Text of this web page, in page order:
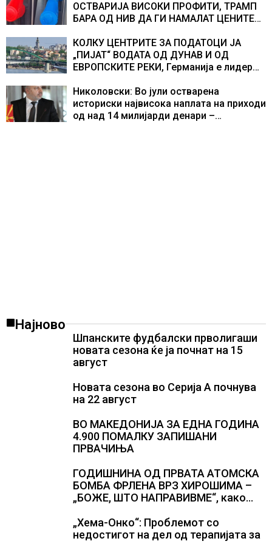
доживуваа овој настан што го промени
текот на историјата
ОСТВАРИЈА ВИСОКИ ПРОФИТИ, ТРАМП
БАРА ОД НИВ ДА ГИ НАМАЛАТ ЦЕНИТЕ
КОЛКУ ЦЕНТРИТЕ ЗА ПОДАТОЦИ ЈА
„ПИЈАТ“ ВОДАТА ОД ДУНАВ И ОД
ЕВРОПСКИТЕ РЕКИ, Германија е лидер
центри за податоци
Николовски: Во јули остварена
историски највисока наплата на приходи
од над 14 милијарди денари –
Најново
Шпанските фудбалски прволигаши
новата сезона ќе ја почнат на 15
август
Новата сезона во Серија А почнува
на 22 август
ВО МАКЕДОНИЈА ЗА ЕДНА ГОДИНА
4.900 ПОМАЛКУ ЗАПИШАНИ
ПРВАЧИЊА
ГОДИШНИНА ОД ПРВАТА АТОМСКА
БОМБА ФРЛЕНА ВРЗ ХИРОШИМА –
„БОЖЕ, ШТО НАПРАВИВМЕ“, како
Геј“ и учесниците во
бомбардирањето го доживуваа овој
„Хема-Онко“: Проблемот со
недостигот на дел од терапијата за